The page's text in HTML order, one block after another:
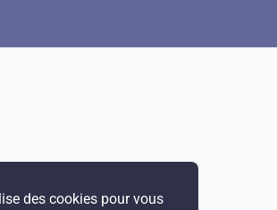
des cookies pour vous